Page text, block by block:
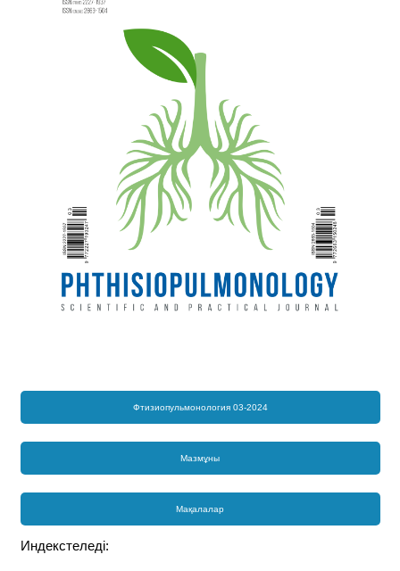
Фтизиопульмонология 03-2024
Мазмұны
Мақалалар
Индекстеледі: